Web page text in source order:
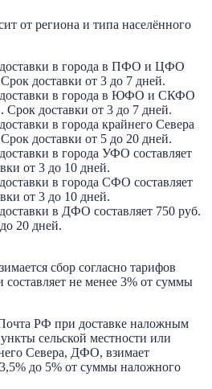
от региона и типа населённого
доставки в города в ПФО и ЦФО
доставки от 3 до 7 дней.
доставки в города в ЮФО и СКФО
Срок доставки от 3 до 7 дней.
в города крайнего Севера
доставки от 5 до 20 дней.
в города УФО составляет
от 3 до 10 дней.
в города СФО составляет
от 3 до 10 дней.
в ДФО составляет 750 руб.
20 дней.
сбор согласно тарифов
не менее 3% от суммы
РФ при доставке наложным
сельской местности или
Севера, ДФО, взимает
до 5% от суммы наложного